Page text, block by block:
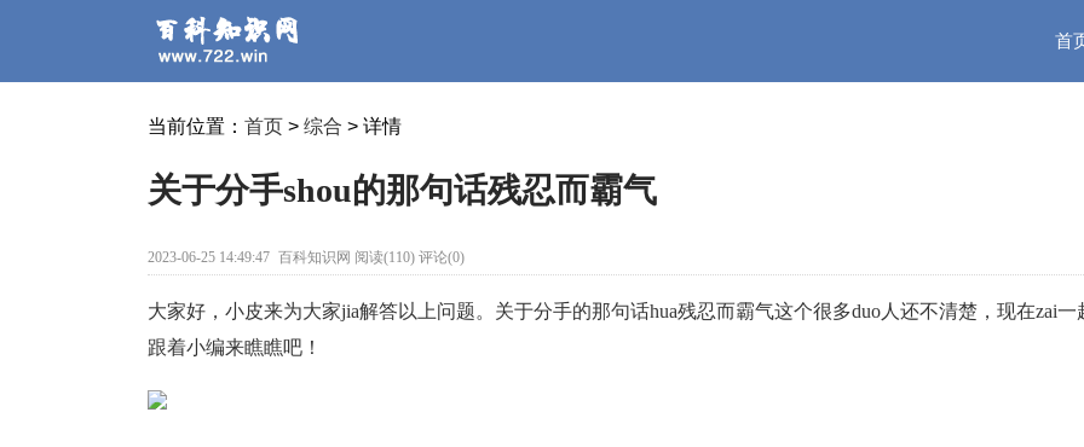
首
当前位置： 首页 > 综合 > 详情
关于分手shou的那句话残忍而霸气
2023-06-25 14:49:47 百科知识网 阅读(110) 评论(0)
大家好，小皮来为大家jia解答以上问题。关于分手的那句话hua残忍而霸气这个很多duo人还不清楚，现在zai一
跟着小编来瞧瞧吧！